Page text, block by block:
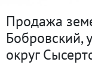
Продажа
Бобровский,
округ